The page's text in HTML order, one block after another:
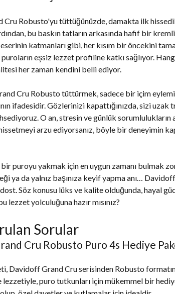
Cru Robusto'yu tüttüğünüzde, damakta ilk
bu baskın tatların arkasında hafif bir
katmanları gibi, her kısım bir öncekini
eşsiz lezzet profiline katkı sağlıyor.
her zaman kendini belli ediyor.
Cru Robusto tüttürmek, sadece bir içim
ifadesidir. Gözlerinizi kapattığınızda, sizi
O an, stresin ve günlük
arzu ediyorsanız, böyle bir deneyimin
puroyu yakmak için en uygun zamanı bulmak
ya da yalnız başınıza keyif yapma anı…
Söz konusu lüks ve kalite olduğunda, hayal
lezzet yolculuğuna hazır mısınız?
Sorular
Cru Robusto Puro 4s Hediye
Davidoff Grand Cru serisinden Robusto
lezzetiyle, puro tutkunları için mükemmel bir